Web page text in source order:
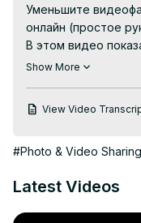
Уменьшите
онлайн (простое
В этом видео
размером менее 25
как Gmail и Yahoo.
вашим браузером.
video-25MB.html
Show More
View Video
#Photo & Video Sharing
Latest Videos